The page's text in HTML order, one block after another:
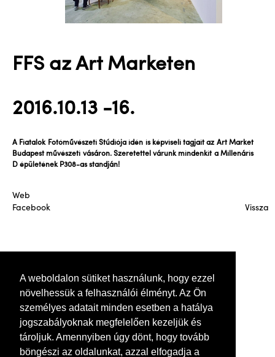
A weboldalon sütiket használunk, hogy ezzel
növelhessük a felhasználói élményt. Az Ön
személyes adatait minden esetben a hatálya
jogszabályoknak megfelelően kezeljük és
tároljuk. Amennyiben úgy dönt, hogy tovább
böngészi az oldalunkat, azzal elfogadja a
FFS az Art Marketen
2016.10.13 -16.
A Fiatalok Fotóművészeti Stúdiója idén is képviseli tagjait az Art Market
Budapest művészeti vásáron. Szeretettel várunk mindenkit a Millenáris
D épületének P308-as standján!
Web
Facebook
Vissza